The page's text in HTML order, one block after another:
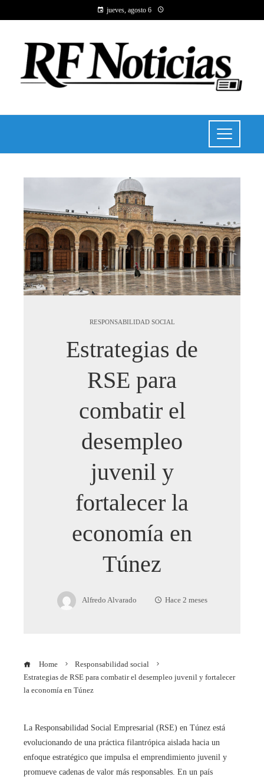
jueves, agosto 6
RESPONSABILIDAD SOCIAL
Estrategias de
RSE para
combatir el
desempleo
juvenil y
fortalecer la
economía en
Túnez
Alfredo Alvarado Hace 2 meses
Home
Responsabilidad social
Estrategias de RSE para combatir el desempleo juvenil y fortalecer
la economía en Túnez
La Responsabilidad Social Empresarial (RSE) en Túnez está
evolucionando de una práctica filantrópica aislada hacia un
enfoque estratégico que impulsa el emprendimiento juvenil y
promueve cadenas de valor más responsables. En un país